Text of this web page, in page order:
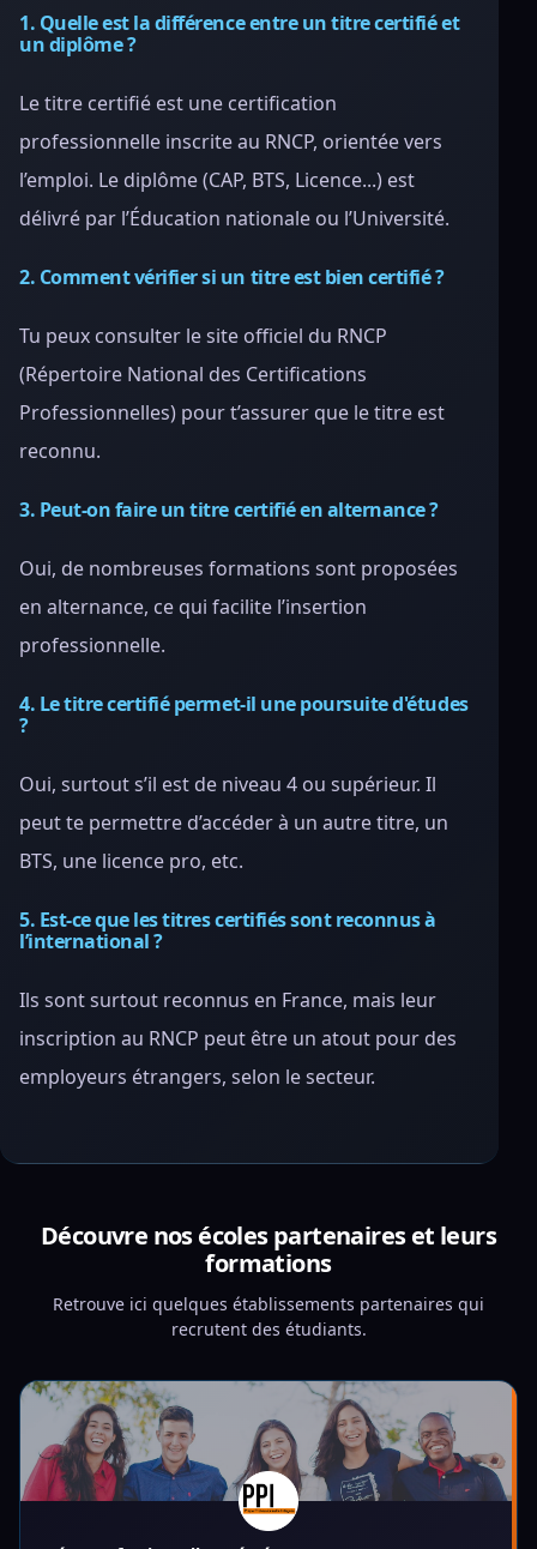
1. Quelle est la différence entre un titre certifié et
un diplôme ?
Le titre certifié est une certification
professionnelle inscrite au RNCP, orientée vers
l’emploi. Le diplôme (CAP, BTS, Licence...) est
délivré par l’Éducation nationale ou l’Université.
2. Comment vérifier si un titre est bien certifié ?
Tu peux consulter le site officiel du RNCP
(Répertoire National des Certifications
Professionnelles) pour t’assurer que le titre est
reconnu.
3. Peut-on faire un titre certifié en alternance ?
Oui, de nombreuses formations sont proposées
en alternance, ce qui facilite l’insertion
professionnelle.
4. Le titre certifié permet-il une poursuite d'études
?
Oui, surtout s’il est de niveau 4 ou supérieur. Il
peut te permettre d’accéder à un autre titre, un
BTS, une licence pro, etc.
5. Est-ce que les titres certifiés sont reconnus à
l’international ?
Ils sont surtout reconnus en France, mais leur
inscription au RNCP peut être un atout pour des
employeurs étrangers, selon le secteur.
Découvre nos écoles partenaires et leurs
formations
Retrouve ici quelques établissements partenaires qui
recrutent des étudiants.